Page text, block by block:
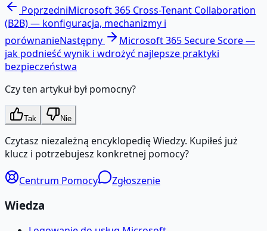
PoprzedniMicrosoft 365 Cross-Tenant Collaboration
(B2B) — konfiguracja, mechanizmy i
porównanieNastępny
Microsoft 365 Secure Score —
jak podnieść wynik i wdrożyć najlepsze praktyki
bezpieczeństwa
Czy ten artykuł był pomocny?
Tak Nie
Czytasz niezależną encyklopedię Wiedzy. Kupiłeś już
klucz i potrzebujesz konkretnej pomocy?
Centrum Pomocy Zgłoszenie
Wiedza